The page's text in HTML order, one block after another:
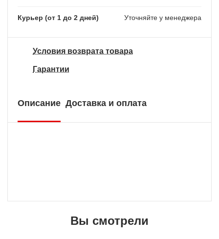
Курьер (от 1 до 2 дней) Уточняйте у менеджера
Условия возврата товара
Гарантии
Описание Доставка и оплата
Вы смотрели